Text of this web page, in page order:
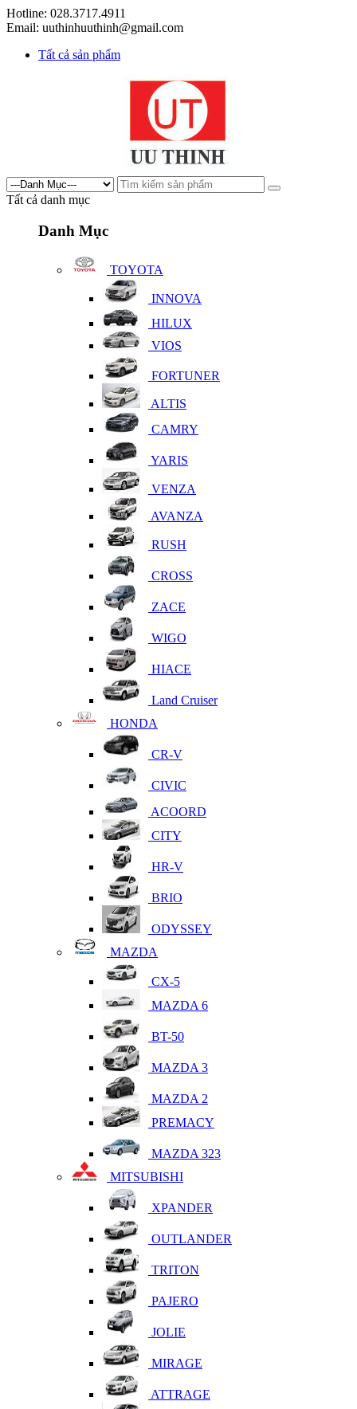
Hotline: 028.3717.4911
Email: uuthinhuuthinh@gmail.com
Tất cả sản phẩm
Tất cả danh mục
Danh Mục
TOYOTA
INNOVA
HILUX
VIOS
FORTUNER
ALTIS
CAMRY
YARIS
VENZA
AVANZA
RUSH
CROSS
ZACE
WIGO
HIACE
Land Cruiser
HONDA
CR-V
CIVIC
ACOORD
CITY
HR-V
BRIO
ODYSSEY
MAZDA
CX-5
MAZDA 6
BT-50
MAZDA 3
MAZDA 2
PREMACY
MAZDA 323
MITSUBISHI
XPANDER
OUTLANDER
TRITON
PAJERO
JOLIE
MIRAGE
ATTRAGE